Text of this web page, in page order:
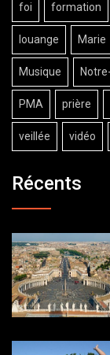
foi formation
louange Marie
Musique
PMA prière
veillée vidéo
Récents